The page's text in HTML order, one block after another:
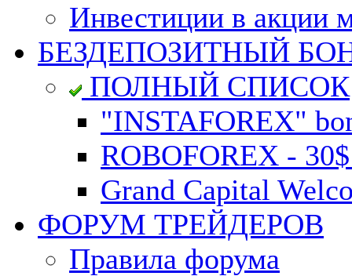
Инвестиции в акции
БЕЗДЕПОЗИТНЫЙ
ПОЛНЫЙ СПИСОК
"INSTAFOREX"
ROBOFOREX -
Grand Capital
ФОРУМ ТРЕЙДЕРОВ
Правила форума